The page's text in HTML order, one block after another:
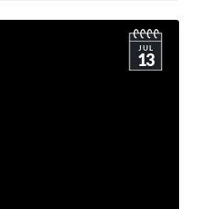
JUL
13